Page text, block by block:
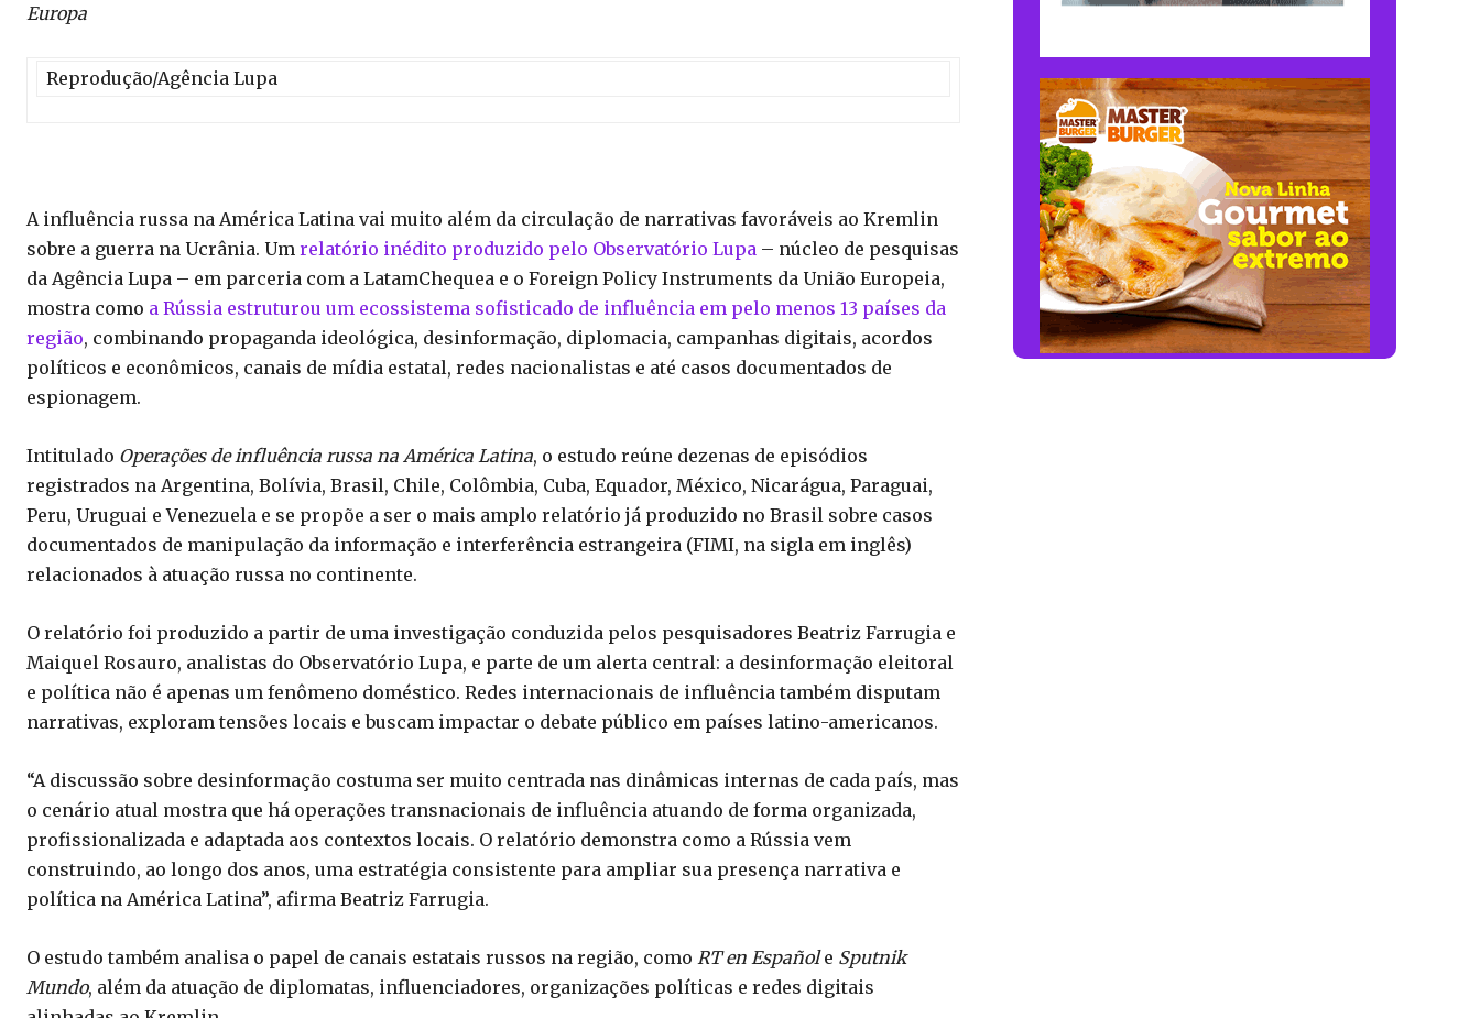
Europa
Reprodução/Agência Lupa
A influência russa na América Latina vai muito além da circulação de narrativas favoráveis ao Kremlin
sobre a guerra na Ucrânia. Um relatório inédito produzido pelo Observatório Lupa – núcleo de pesquisas
da Agência Lupa – em parceria com a LatamChequea e o Foreign Policy Instruments da União Europeia,
mostra como a Rússia estruturou um ecossistema sofisticado de influência em pelo menos 13 países da
região, combinando propaganda ideológica, desinformação, diplomacia, campanhas digitais, acordos
políticos e econômicos, canais de mídia estatal, redes nacionalistas e até casos documentados de
espionagem.
Intitulado Operações de influência russa na América Latina, o estudo reúne dezenas de episódios
registrados na Argentina, Bolívia, Brasil, Chile, Colômbia, Cuba, Equador, México, Nicarágua, Paraguai,
Peru, Uruguai e Venezuela e se propõe a ser o mais amplo relatório já produzido no Brasil sobre casos
documentados de manipulação da informação e interferência estrangeira (FIMI, na sigla em inglês)
relacionados à atuação russa no continente.
O relatório foi produzido a partir de uma investigação conduzida pelos pesquisadores Beatriz Farrugia e
Maiquel Rosauro, analistas do Observatório Lupa, e parte de um alerta central: a desinformação eleitoral
e política não é apenas um fenômeno doméstico. Redes internacionais de influência também disputam
narrativas, exploram tensões locais e buscam impactar o debate público em países latino-americanos.
“A discussão sobre desinformação costuma ser muito centrada nas dinâmicas internas de cada país, mas
o cenário atual mostra que há operações transnacionais de influência atuando de forma organizada,
profissionalizada e adaptada aos contextos locais. O relatório demonstra como a Rússia vem
construindo, ao longo dos anos, uma estratégia consistente para ampliar sua presença narrativa e
política na América Latina”, afirma Beatriz Farrugia.
O estudo também analisa o papel de canais estatais russos na região, como RT en Españole Sputnik
Mundo, além da atuação de diplomatas, influenciadores, organizações políticas e redes digitais